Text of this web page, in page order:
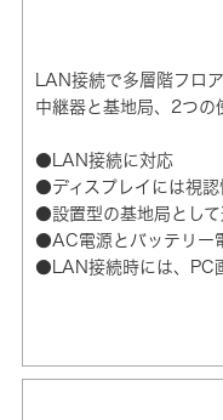
LAN接続で多層階フロ
中継器と基地局、2つの
●LAN接続に対応
●ディスプレイには視認
●設置型の基地局とし
●AC電源とバッテリー
●LAN接続時には、PC